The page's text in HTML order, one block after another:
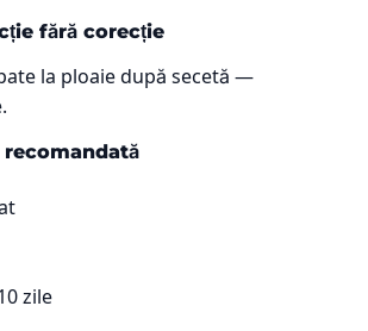
fără corecție
la ploaie după secetă —
recomandată
zile